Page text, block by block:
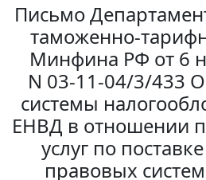
Письмо
таможенно-
Минфина РФ от 6
N 03-11-04/3/433
системы
ЕНВД в отношении
услуг по
правовых